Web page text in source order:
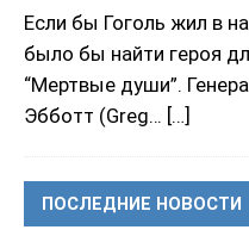
Если бы Гоголь жил в
было бы найти героя
“Мертвые души”.
Эбботт (Greg… […]
ПОСЛЕДНИЕ НОВОСТИ